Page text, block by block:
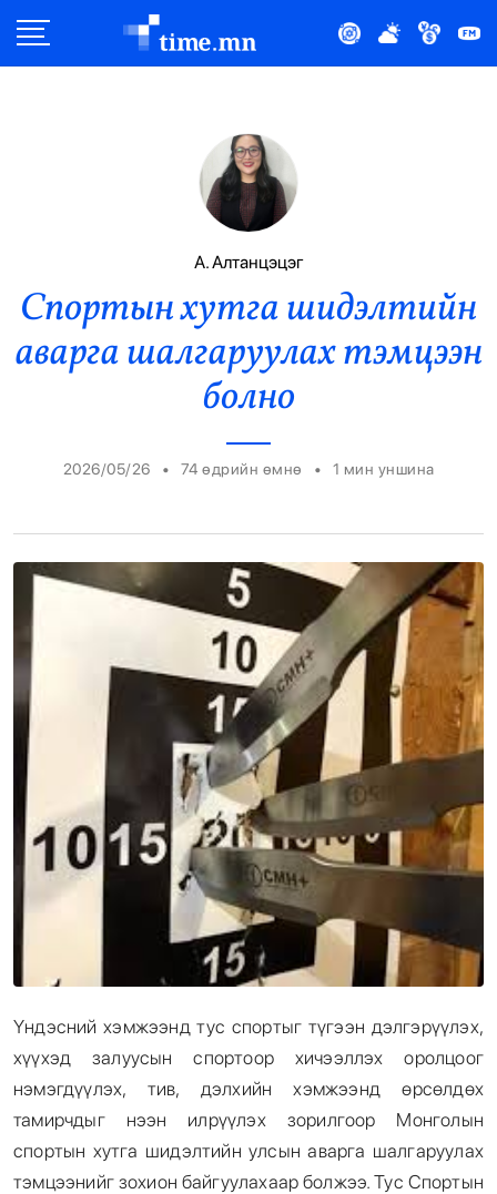
Эдийн Засаг
Нийтлэлчийн Булан
Эрүүл Мэнд
Орон Нутаг
Спорт
Энтертайнмент
Эрэн Сурвалжилга
А. Алтанцэцэг
Спортын хутга шидэлтийн
аварга шалгаруулах тэмцээн
болно
2026/05/26 • 74 өдрийн өмнө • 1 мин уншина
Үндэсний хэмжээнд тус спортыг түгээн дэлгэрүүлэх,
хүүхэд залуусын спортоор хичээллэх оролцоог
нэмэгдүүлэх, тив, дэлхийн хэмжээнд өрсөлдөх
тамирчдыг нээн илрүүлэх зорилгоор Монголын
спортын хутга шидэлтийн улсын аварга шалгаруулах
тэмцээнийг зохион байгуулахаар болжээ. Тус Спортын